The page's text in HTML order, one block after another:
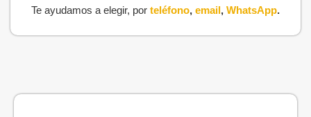
Te ayudamos a elegir, por teléfono, email, WhatsApp.